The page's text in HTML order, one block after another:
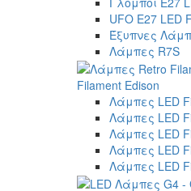
UFO E27 LED
Έξυπνες
Λάμπες R7S
Filament Edison
Λάμπες LED
Λάμπες LED
Λάμπες LED
Λάμπες LED
Λάμπες LED